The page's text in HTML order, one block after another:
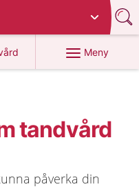
Meny
tandvård
påverka din